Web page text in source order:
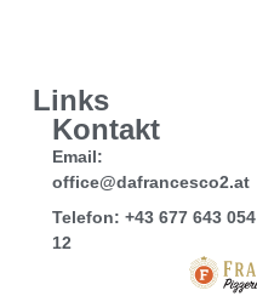
Links
Kontakt
Email:
office@dafrancesco2.at
Telefon: +43 677 643 054
12